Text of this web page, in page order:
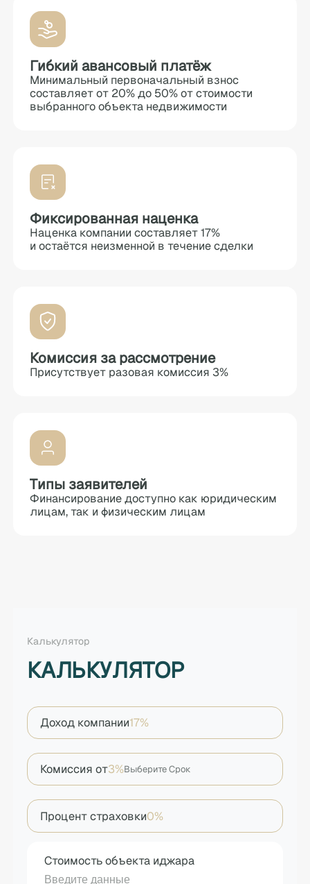
Гибкий авансовый платёж
Минимальный первоначальный взнос
составляет от 20% до 50% от стоимости
выбранного объекта недвижимости
Фиксированная наценка
Наценка компании составляет 17%
и остаётся неизменной в течение сделки
Комиссия за рассмотрение
Присутствует разовая комиссия 3%
Типы заявителей
Финансирование доступно как юридическим
лицам, так и физическим лицам
Калькулятор
КАЛЬКУЛЯТОР
Доход компании17%
Комиссия от3%Выберите Срок
Процент страховки0%
Стоимость объекта иджара